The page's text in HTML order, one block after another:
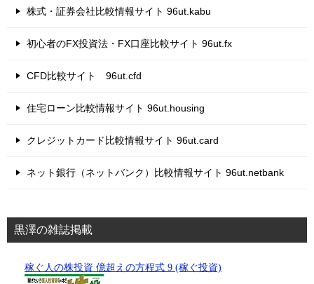
株式・証券会社比較情報サイト 96ut.kabu
初心者のFX投資法・FX口座比較サイト 96ut.fx
CFD比較サイト 96ut.cfd
住宅ローン比較情報サイト 96ut.housing
クレジットカード比較情報サイト 96ut.card
ネット銀行（ネットバンク）比較情報サイト 96ut.netbank
黒澤の雑誌掲載
稼ぐ人の株投資 億超えの方程式 9 (稼ぐ投資)